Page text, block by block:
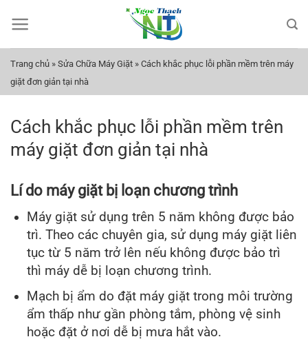
qua
nội
dung
Trang chủ » Sửa Chữa Máy Giặt » Cách khắc phục lỗi phần mềm trên máy
giặt đơn giản tại nhà
Cách khắc phục lỗi phần mềm trên
máy giặt đơn giản tại nhà
Lí do máy giặt bị loạn chương trình
Máy giặt sử dụng trên 5 năm không được bảo
trì. Theo các chuyên gia, sử dụng máy giặt liên
tục từ 5 năm trở lên nếu không được bảo trì
thì máy dễ bị loạn chương trình.
Mạch bị ẩm do đặt máy giặt trong môi trường
ẩm thấp như gần phòng tắm, phòng vệ sinh
hoặc đặt ở nơi dễ bị mưa hắt vào.